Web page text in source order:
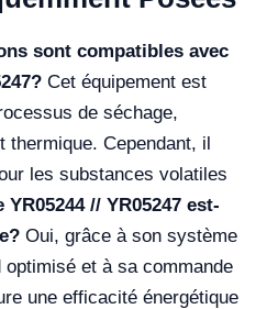
sont compatibles avec
Cet équipement est
de séchage,
Cependant, il
les substances volatiles
YR05244 // YR05247 est-
Oui, grâce à son système
et à sa commande
une efficacité énergétique